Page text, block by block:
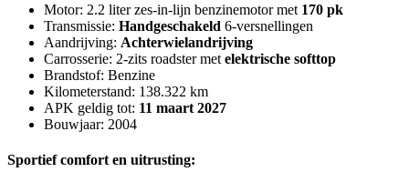
Motor: 2.2 liter zes-in-lijn benzinemotor met 170 pk
Transmissie: Handgeschakeld 6-versnellingen
Aandrijving: Achterwielandrijving
Carrosserie: 2-zits roadster met elektrische softtop
Brandstof: Benzine
Kilometerstand: 138.322 km
APK geldig tot: 11 maart 2027
Bouwjaar: 2004
Sportief comfort en uitrusting: